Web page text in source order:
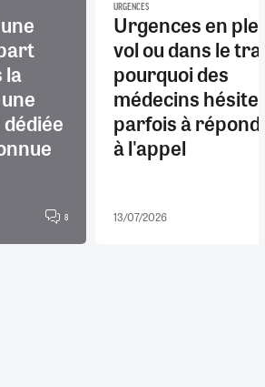
la
8
URGENCES
Urgences en
vol ou dans le
pourquoi des
médecins
parfois à
à l'appel
13/07/2026